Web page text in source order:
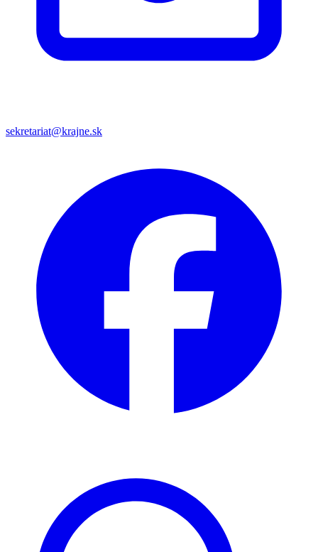
sekretariat@krajne.sk